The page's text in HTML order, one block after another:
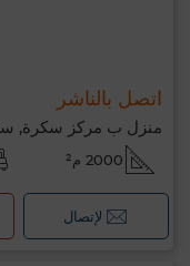
اتصل بالناشر
منزل ب مركز سكرة,
2000 م²
لإتصال